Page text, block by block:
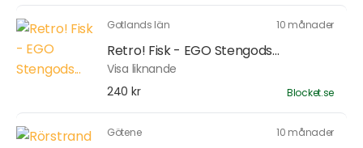
Gotlands län 10 månader
Retro! Fisk - EGO Stengods...
Visa liknande
240 kr
Blocket.se
Götene 10 månader